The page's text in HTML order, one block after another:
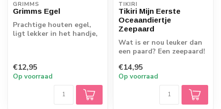
GRIMMS
Grimms Egel
Prachtige houten egel,
ligt lekker in het handje,
€12,95
Op voorraad
TIKIRI
Tikiri Mijn Eerste
Oceaandiertje
Zeepaard
Wat is er nou leuker dan
een paard? Een zeepaard!
thu...
€14,95
Op voorraad